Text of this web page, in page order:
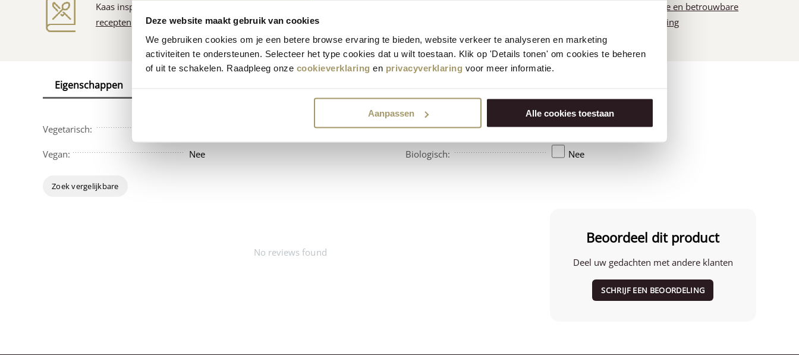
Deze website maakt gebruik van cookies
We gebruiken cookies om je een betere browse ervaring te bieden, website verkeer te analyseren en marketing
activiteiten te ondersteunen. Selecteer het type cookies dat u wilt toestaan. Klik op 'Details tonen' om cookies te beheren
of uit te schakelen. Raadpleeg onze cookieverklaring en privacyverklaring voor meer informatie.
Aanpassen Alle cookies toestaan
Kaas inspiratie
recepten
Hollandsekaas
Snelle en betrouwbare
levering
Eigenschappen
Vegetarisch:
Vegan: Nee
Beschikbaarheid: Amerika
Biologisch: Nee
Zoek vergelijkbare
No reviews found
Beoordeel dit product
Deel uw gedachten met andere klanten
SCHRIJF EEN BEOORDELING